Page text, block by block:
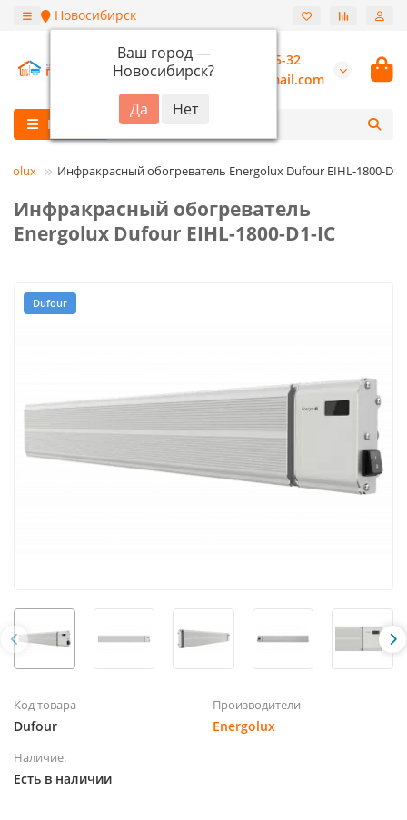
Новосибирск
Ваш город —
Новосибирск?
+7 (913) 987-55-32
burannsk@gmail.com
Каталог
Инфракрасный обогреватель Energolux Dufour EIHL-1800-D1-
Инфракрасный обогреватель
Energolux Dufour EIHL-1800-D1-IC
Dufour
Код товара
Dufour
Производители
Energolux
Наличие:
Есть в наличии